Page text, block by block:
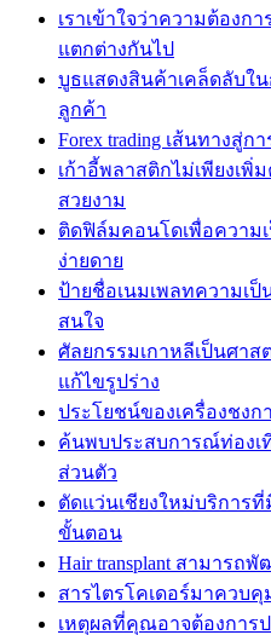
เราเข้าใจว่าความต้องก
แตกต่างกันไป
บูธแสดงสินค้าเคล็ดลับใ
ลูกค้า
Forex trading เส้นทางสู่
เก้าอี้พลาสติกไม่เพียงเ
สวยงาม
ติดฟิล์มคอนโดเพื่อความ
ง่ายดาย
ป้ายชื่อเนมเพลทความเ
สนใจ
ศัลยกรรมเกาหลีเป็นศา
แก้ไขรูปร่าง
ประโยชน์ของเครื่องชงก
ค้นพบประสบการณ์ท่องเ
ส่วนตัว
ตัดแว่นเชียงใหม่บริการ
ขั้นตอน
Hair transplant สามาร
สารไตรโคเดอร์มาควบ
เหตุผลที่คุณอาจต้องการ